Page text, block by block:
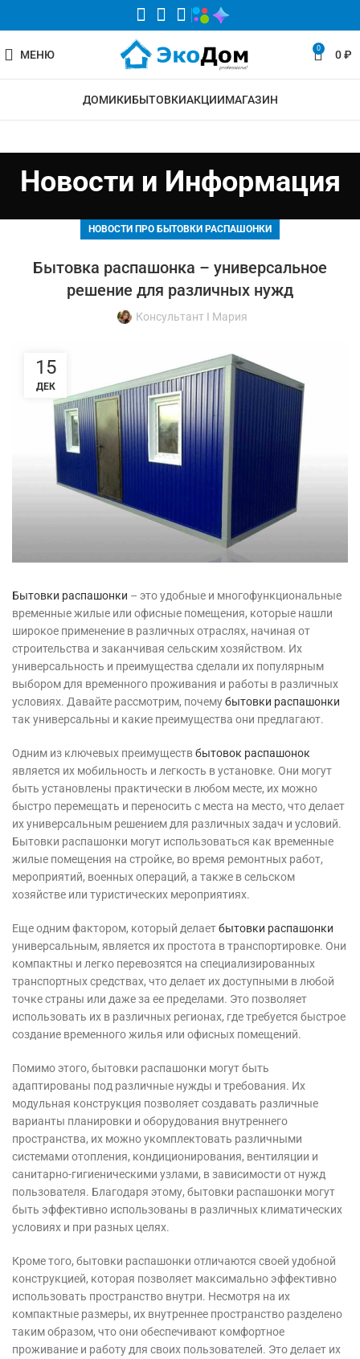
МЕНЮ 0 0₽
ДОМИКИБЫТОВКИАКЦИИМАГАЗИН
Новости и Информация
НОВОСТИ ПРО БЫТОВКИ РАСПАШОНКИ
Бытовка распашонка – универсальное
решение для различных нужд
Консультант I Мария
15
ДЕК
Бытовки распашонки – это удобные и многофункциональные
временные жилые или офисные помещения, которые нашли
широкое применение в различных отраслях, начиная от
строительства и заканчивая сельским хозяйством. Их
универсальность и преимущества сделали их популярным
выбором для временного проживания и работы в различных
условиях. Давайте рассмотрим, почемубытовки распашонки
так универсальны и какие преимущества они предлагают.
Одним из ключевых преимуществбытовок распашонок
является их мобильность и легкость в установке. Они могут
быть установлены практически в любом месте, их можно
быстро перемещать и переносить с места на место, что делает
их универсальным решением для различных задач и условий.
Бытовки распашонки могут использоваться как временные
жилые помещения на стройке, во время ремонтных работ,
мероприятий, военных операций, а также в сельском
хозяйстве или туристических мероприятиях.
Еще одним фактором, который делаетбытовки распашонки
универсальным, является их простота в транспортировке. Они
компактны и легко перевозятся на специализированных
транспортных средствах, что делает их доступными в любой
точке страны или даже за ее пределами. Это позволяет
использовать их в различных регионах, где требуется быстрое
создание временного жилья или офисных помещений.
Помимо этого, бытовки распашонки могут быть
адаптированы под различные нужды и требования. Их
модульная конструкция позволяет создавать различные
варианты планировки и оборудования внутреннего
пространства, их можно укомплектовать различными
системами отопления, кондиционирования, вентиляции и
санитарно-гигиеническими узлами, в зависимости от нужд
пользователя. Благодаря этому, бытовки распашонки могут
быть эффективно использованы в различных климатических
условиях и при разных целях.
Кроме того, бытовки распашонки отличаются своей удобной
конструкцией, которая позволяет максимально эффективно
использовать пространство внутри. Несмотря на их
компактные размеры, их внутреннее пространство разделено
таким образом, что они обеспечивают комфортное
проживание и работу для своих пользователей. Это делает их